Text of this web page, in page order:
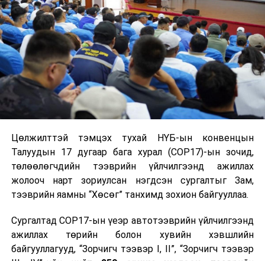
Цөлжилттэй тэмцэх тухай НҮБ-ын конвенцын
Талуудын 17 дугаар бага хурал (COP17)-ын зочид,
төлөөлөгчдийн тээврийн үйлчилгээнд ажиллах
жолооч нарт зориулсан нэгдсэн сургалтыг Зам,
тээврийн яамны “Хөсөг” танхимд зохион байгууллаа.
Сургалтад COP17-ын үеэр автотээврийн үйлчилгээнд
ажиллах төрийн болон хувийн хэвшлийн
байгууллагууд, “Зорчигч тээвэр I, II”, “Зорчигч тээвэр